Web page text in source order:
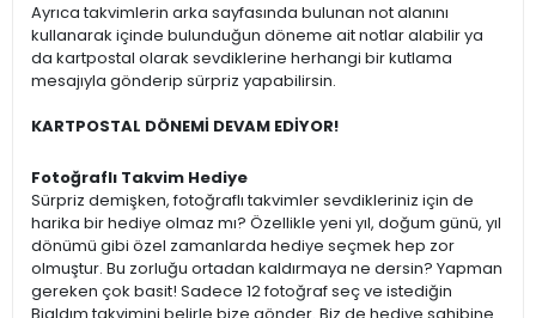
Ayrıca takvimlerin arka sayfasında bulunan not alanını
kullanarak içinde bulunduğun döneme ait notlar alabilir ya
da kartpostal olarak sevdiklerine herhangi bir kutlama
mesajıyla gönderip sürpriz yapabilirsin.
KARTPOSTAL DÖNEMİ DEVAM EDİYOR!
Fotoğraflı Takvim Hediye
Sürpriz demişken, fotoğraflı takvimler sevdikleriniz için de
harika bir hediye olmaz mı? Özellikle yeni yıl, doğum günü, yıl
dönümü gibi özel zamanlarda hediye seçmek hep zor
olmuştur. Bu zorluğu ortadan kaldırmaya ne dersin? Yapman
gereken çok basit! Sadece 12 fotoğraf seç ve istediğin